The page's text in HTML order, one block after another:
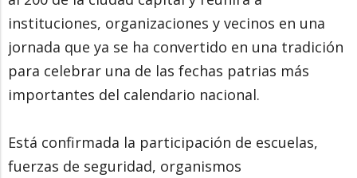
instituciones, organizaciones y vecinos en una
jornada que ya se ha convertido en una tradición
para celebrar una de las fechas patrias más
importantes del calendario nacional.
Está confirmada la participación de escuelas,
fuerzas de seguridad, organismos